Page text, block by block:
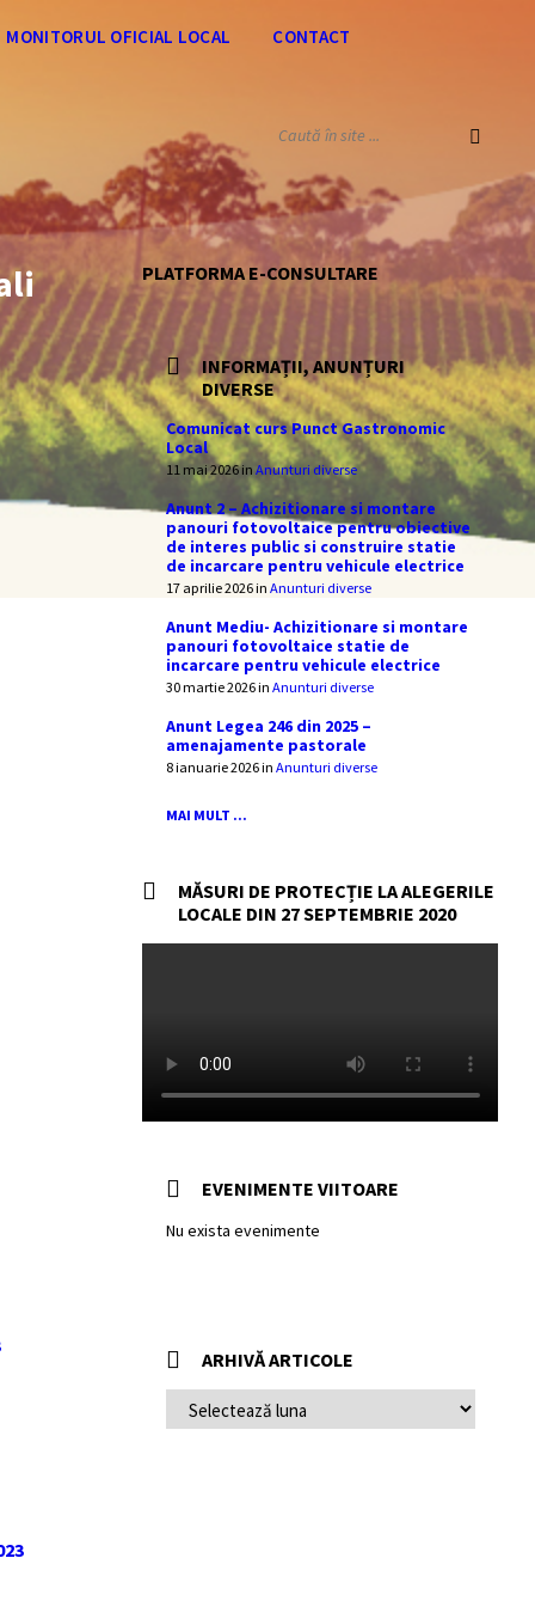
MONITORUL OFICIAL LOCAL CONTACT
PLATFORMA E-CONSULTARE
INFORMAȚII, ANUNȚURI
DIVERSE
Comunicat curs Punct Gastronomic
Local
11 mai 2026inAnunturi diverse
Anunt 2 – Achizitionare si montare
panouri fotovoltaice pentru obiective
de interes public si construire statie
de incarcare pentru vehicule electrice
17 aprilie 2026inAnunturi diverse
Anunt Mediu- Achizitionare si montare
panouri fotovoltaice statie de
incarcare pentru vehicule electrice
30 martie 2026inAnunturi diverse
Anunt Legea 246 din 2025 –
amenajamente pastorale
8 ianuarie 2026inAnunturi diverse
MAI MULT ...
MĂSURI DE PROTECȚIE LA ALEGERILE
LOCALE DIN 27 SEPTEMBRIE 2020
EVENIMENTE VIITOARE
Nu exista evenimente
ARHIVĂ ARTICOLE
ARTICOLE